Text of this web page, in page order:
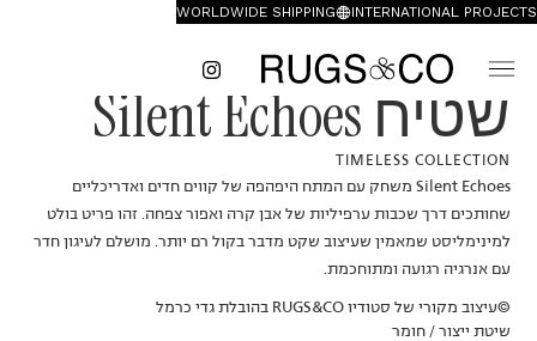
INTERNATIONAL PROJECTS
WORLDWIDE SHIPPING
שטיח Silent Echoes
TIMELESS COLLECTION
Silent Echoes משחק עם המתח היפהפה של קווים חדים ואדריכליים
שחותכים דרך שכבות ערפיליות של אבן קרה ואפור צפחה. זהו פריט בולט
למינימליסט שמאמין שעיצוב שקט מדבר בקול רם יותר. מושלם לעיגון חדר
עם אנרגיה רגועה ומתוחכמת.
©עיצוב מקורי של סטודיו RUGS&CO בהובלת גדי כרמל
שיטת ייצור / חומר